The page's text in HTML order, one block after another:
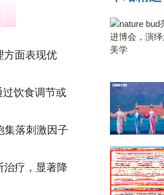
方面表现优
饮食调节或
集落刺激因子
治疗，显著降